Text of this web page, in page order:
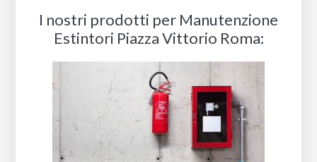
I nostri prodotti per Manutenzione
Estintori Piazza Vittorio Roma: